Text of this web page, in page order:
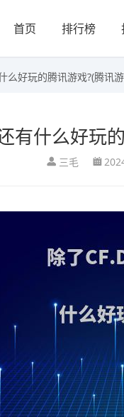
首页 排行榜
么好玩的腾讯游戏?(腾讯
有什么好玩
三毛